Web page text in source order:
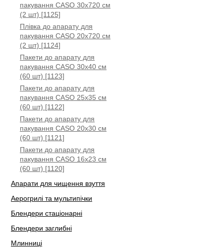
пакування CASO 30x720 см
(2 шт) [1125]
Плівка до апарату для
пакування CASO 20x720 см
(2 шт) [1124]
Пакети до апарату для
пакування CASO 30x40 см
(60 шт) [1123]
Пакети до апарату для
пакування CASO 25x35 см
(60 шт) [1122]
Пакети до апарату для
пакування CASO 20x30 см
(60 шт) [1121]
Пакети до апарату для
пакування CASO 16x23 см
(60 шт) [1120]
Апарати для чищення взуття
Аерогрилі та мультипічки
Блендери стаціонарні
Блендери заглибні
Млинниці